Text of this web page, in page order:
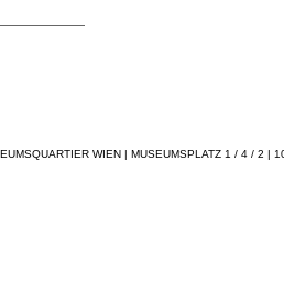
WIEN | MUSEUMSPLATZ 1 / 4 / 2 |